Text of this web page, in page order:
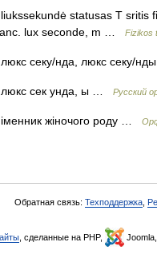
statusas T sritis
lux seconde, m …
Fizikos
секу/нда, люкс секу/
сек унда, ы … Русский
жіночого роду …
Обратная связь: Техподдержка
, сделанные на PHP, Joomla,